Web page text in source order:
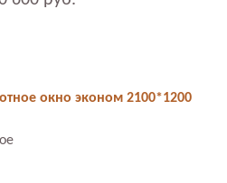
окно эконом 2100*1200